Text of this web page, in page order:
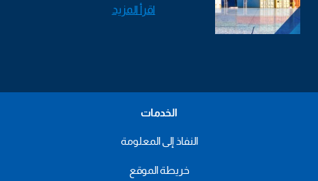
اقرأ المزيد
الخدمات
النفاذ إلى المعلومة
خريطة الموقع